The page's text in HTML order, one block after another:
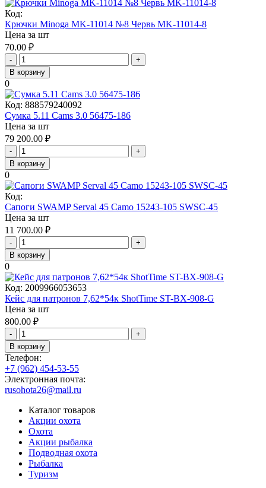
Код:
Крючки Minoga MK-11014 №8 Червь MK-11014-8
Цена за шт
70.00 ₽
-
+
В корзину
0
Код: 888579240092
Сумка 5.11 Cams 3.0 56475-186
Цена за шт
79 200.00 ₽
-
+
В корзину
0
Код:
Сапоги SWAMP Serval 45 Camo 15243-105 SWSC-45
Цена за шт
11 700.00 ₽
-
+
В корзину
0
Код: 2009966053653
Кейс для патронов 7,62*54к ShotTime ST-BX-908-G
Цена за шт
800.00 ₽
-
+
В корзину
Телефон:
+7 (962) 454-53-55
Электронная почта:
rusohota26@mail.ru
Каталог товаров
Акции охота
Охота
Акции рыбалка
Подводная охота
Рыбалка
Туризм